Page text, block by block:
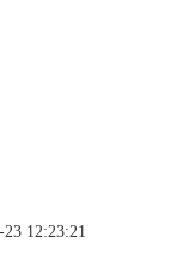
12:23:21